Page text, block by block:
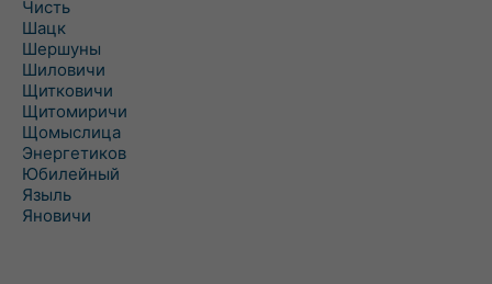
Чисть
Шацк
Шершуны
Шиловичи
Щитковичи
Щитомиричи
Щомыслица
Энергетиков
Юбилейный
Языль
Яновичи